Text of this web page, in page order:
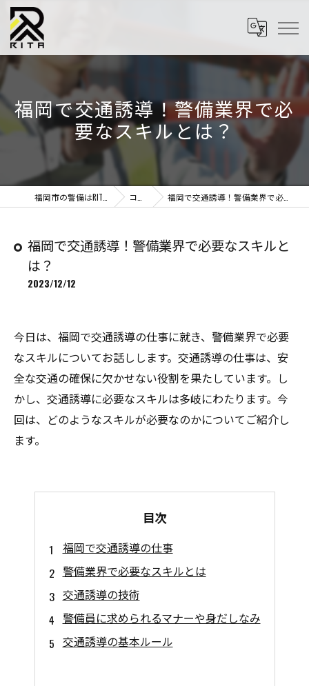
福岡で交通誘導！警備業界で必
要なスキルとは？
コラム 福岡で交通誘導！警備業界で必要なスキルとは？
福岡で交通誘導！警備業界で必要なスキルと
は？
2023/12/12
今日は、福岡で交通誘導の仕事に就き、警備業界で必要
なスキルについてお話しします。交通誘導の仕事は、安
全な交通の確保に欠かせない役割を果たしています。し
かし、交通誘導に必要なスキルは多岐にわたります。今
回は、どのようなスキルが必要なのかについてご紹介し
ます。
目次
福岡で交通誘導の仕事
警備業界で必要なスキルとは
交通誘導の技術
警備員に求められるマナーや身だしなみ
交通誘導の基本ルール